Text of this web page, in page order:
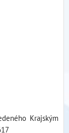
Krajským